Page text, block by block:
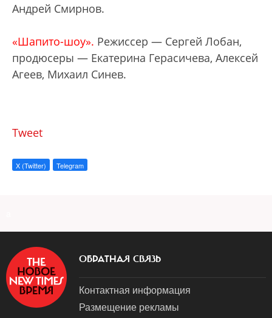
Андрей Смирнов.
«Шапито-шоу». Режиссер — Сергей Лобан,
продюсеры — Екатерина Герасичева, Алексей
Агеев, Михаил Синев.
Tweet
X (Twitter) Telegram
ОБРАТНАЯ СВЯЗЬ
Контактная информация
Размещение рекламы